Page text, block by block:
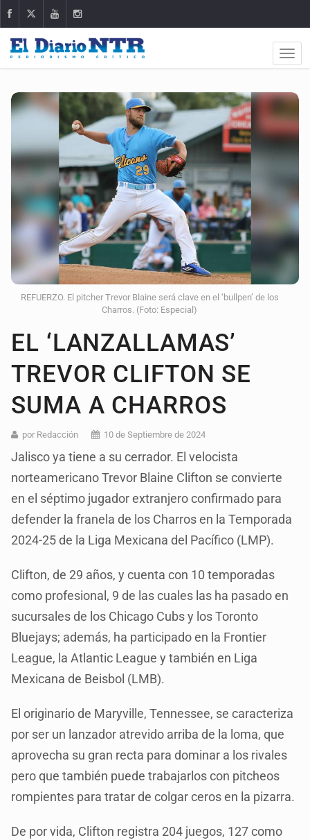
REFUERZO. El pitcher Trevor Blaine será clave en el ‘bullpen’ de los
Charros. (Foto: Especial)
EL ‘LANZALLAMAS’
TREVOR CLIFTON SE
SUMA A CHARROS
por Redacción 10 de Septiembre de 2024
Jalisco ya tiene a su cerrador. El velocista
norteamericano Trevor Blaine Clifton se convierte
en el séptimo jugador extranjero confirmado para
defender la franela de los Charros en la Temporada
2024-25 de la Liga Mexicana del Pacífico (LMP).
Clifton, de 29 años, y cuenta con 10 temporadas
como profesional, 9 de las cuales las ha pasado en
sucursales de los Chicago Cubs y los Toronto
Bluejays; además, ha participado en la Frontier
League, la Atlantic League y también en Liga
Mexicana de Beisbol (LMB).
El originario de Maryville, Tennessee, se caracteriza
por ser un lanzador atrevido arriba de la loma, que
aprovecha su gran recta para dominar a los rivales
pero que también puede trabajarlos con pitcheos
rompientes para tratar de colgar ceros en la pizarra.
De por vida, Clifton registra 204 juegos, 127 como